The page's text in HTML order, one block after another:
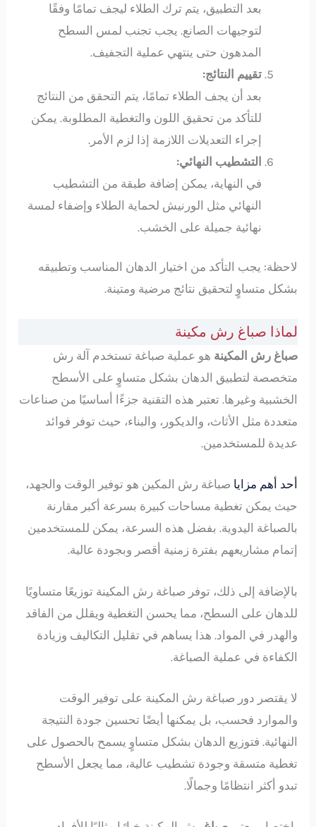
بعد التطبيق، يتم ترك الطلاء ليجف تمامًا وفقًا
لتوجيهات الصانع. يجب تجنب لمس السطح
المدهون حتى ينتهي عملية التجفيف.
تقييم النتائج:
بعد أن يجف الطلاء تمامًا، يتم التحقق من النتائج
للتأكد من تحقيق اللون والتغطية المطلوبة. يمكن
إجراء التعديلات اللازمة إذا لزم الأمر.
التشطيب النهائي:
في النهاية، يمكن إضافة طبقة من التشطيب
النهائي مثل الورنيش لحماية الطلاء وإضفاء لمسة
نهائية جميلة على الخشب.
لاحظة: يجب التأكد من اختيار الدهان المناسب وتطبيقه
بشكل متساوٍ لتحقيق نتائج مرضية ومتينة.
لماذا صباغ رش مكينة
صباغ رش المكينة هو عملية صباغة تستخدم آلة رش
متخصصة لتطبيق الدهان بشكل متساوٍ على الأسطح
الخشبية وغيرها. تعتبر هذه التقنية جزءًا أساسيًا من صناعات
متعددة مثل الأثاث، والديكور، والبناء، حيث توفر فوائد
عديدة للمستخدمين.
أحد أهم مزايا صباغة رش المكين هو توفير الوقت والجهد،
حيث يمكن تغطية مساحات كبيرة بسرعة أكبر مقارنة
بالصباغة اليدوية. بفضل هذه السرعة، يمكن للمستخدمين
إتمام مشاريعهم بفترة زمنية أقصر وبجودة عالية.
بالإضافة إلى ذلك، توفر صباغة رش المكينة توزيعًا متساويًا
للدهان على السطح، مما يحسن التغطية ويقلل من الفاقد
والهدر في المواد. هذا يساهم في تقليل التكاليف وزيادة
الكفاءة في عملية الصباغة.
لا يقتصر دور صباغة رش المكينة على توفير الوقت
والموارد فحسب، بل يمكنها أيضًا تحسين جودة النتيجة
النهائية. فتوزيع الدهان بشكل متساوٍ يسمح بالحصول على
تغطية متسقة وجودة تشطيب عالية، مما يجعل الأسطح
تبدو أكثر انتظامًا وجمالًا.